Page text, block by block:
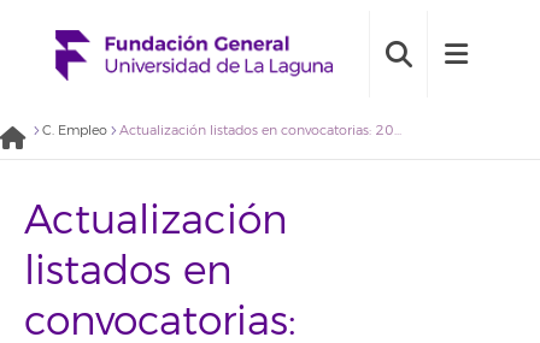
C. Empleo Actualización listados en convocatorias: 2023BDE040 [26/05/2023]
Actualización
listados en
convocatorias: